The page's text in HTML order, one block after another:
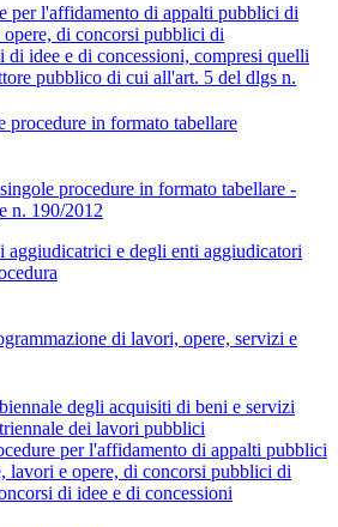
per l'affidamento di appalti pubblici di
di concorsi pubblici di
di idee e di concessioni, compresi quelli
pubblico di cui all'art. 5 del dlgs n.
procedure in formato tabellare
procedure in formato tabellare -
n. 190/2012
aggiudicatrici e degli enti aggiudicatori
di lavori, opere, servizi e
degli acquisiti di beni e servizi
dei lavori pubblici
per l'affidamento di appalti pubblici
lavori e opere, di concorsi pubblici di
di idee e di concessioni